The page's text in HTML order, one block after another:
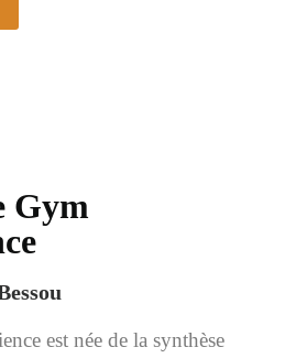
Gym
est née de la synthèse